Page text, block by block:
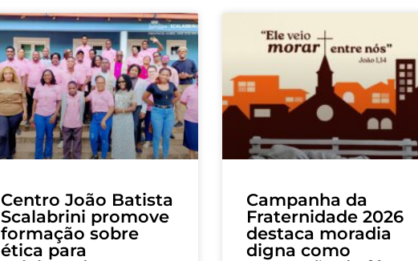
Centro João Batista
Scalabrini promove
formação sobre
ética para
Campanha da
Fraternidade 2026
destaca moradia
digna como